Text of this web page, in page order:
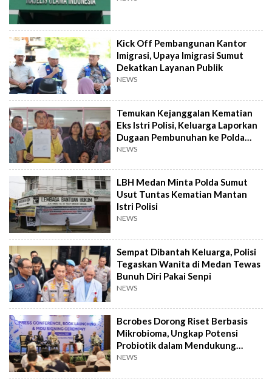
Kick Off Pembangunan Kantor
Imigrasi, Upaya Imigrasi Sumut
Dekatkan Layanan Publik
NEWS
Temukan Kejanggalan Kematian
Eks Istri Polisi, Keluarga Laporkan
Dugaan Pembunuhan ke Polda
Sumut
NEWS
LBH Medan Minta Polda Sumut
Usut Tuntas Kematian Mantan
Istri Polisi
NEWS
Sempat Dibantah Keluarga, Polisi
Tegaskan Wanita di Medan Tewas
Bunuh Diri Pakai Senpi
NEWS
Bcrobes Dorong Riset Berbasis
Mikrobioma, Ungkap Potensi
Probiotik dalam Mendukung
Terapi Jerawat
NEWS